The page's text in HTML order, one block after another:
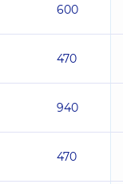
600
470
940
470